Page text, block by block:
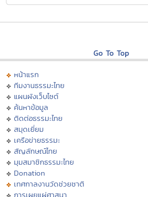
Go To Top
หน้าแรก
ทีมงานธรรมะไทย
แผนผังเว็บไซต์
ค้นหาข้อมูล
ติดต่อธรรมะไทย
สมุดเยี่ยม
เครือข่ายธรรมะ
สัญลักษณ์ไทย
มุมสมาชิกธรรมะไทย
Donation
เทศกาลงานวัดช่วยชาติ
การเผยแผ่ศาสนา